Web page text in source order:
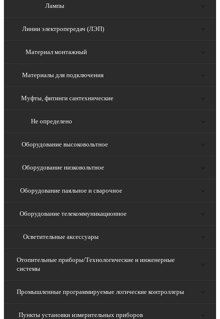
Лампы
Линии электропередач (ЛЭП)
Материал монтажный
Материалы для подключения
Муфты, фитинги сантехнические
Не определено
Оборудование высоковольтное
Оборудование низковольтное
Оборудование паяльное и сварочное
Оборудование телекоммуникационное
Осветительные аксессуары
Отопительные приборы/Технологические и инженерные
системы
Промышленные программируемые логические контроллеры
Пункты установки измерительных приборов